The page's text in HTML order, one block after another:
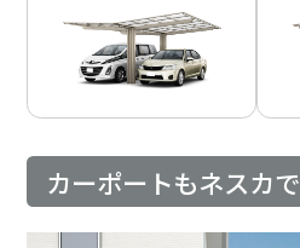
カーポートもネスカで